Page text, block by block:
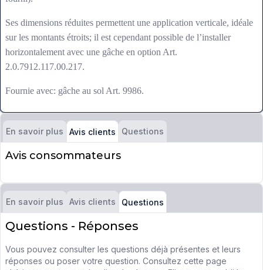
Ses dimensions réduites permettent une application verticale, idéale
sur les montants étroits; il est cependant possible de l’installer
horizontalement avec une gâche en option Art.
2.0.7912.117.00.217.
Fournie avec: gâche au sol Art. 9986.
En savoir plus Avis clients Questions
Avis consommateurs
En savoir plus Avis clients Questions
Questions - Réponses
Vous pouvez consulter les questions déjà présentes et leurs
réponses ou poser votre question. Consultez cette page